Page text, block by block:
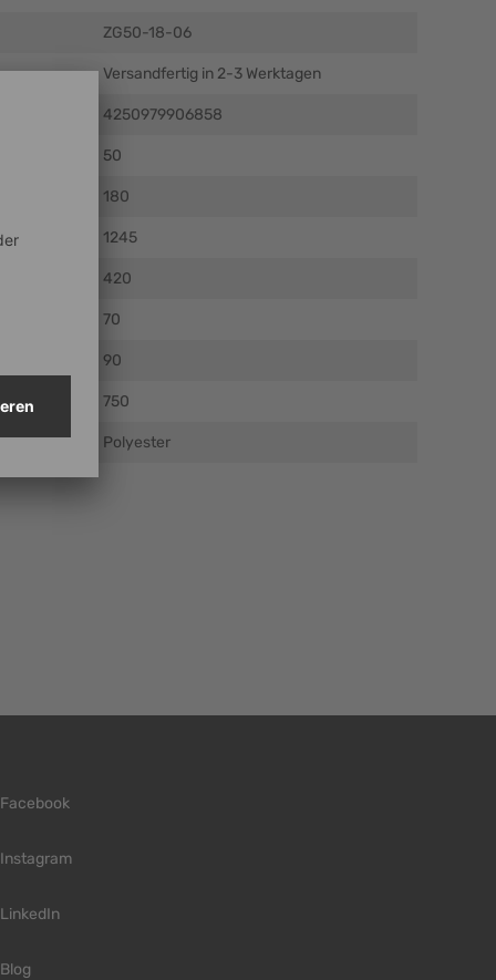
ZG50-18-06
Versandfertig in 2-3 Werktagen
4250979906858
50
180
1245
420
70
90
750
Polyester
Facebook
Instagram
LinkedIn
Blog